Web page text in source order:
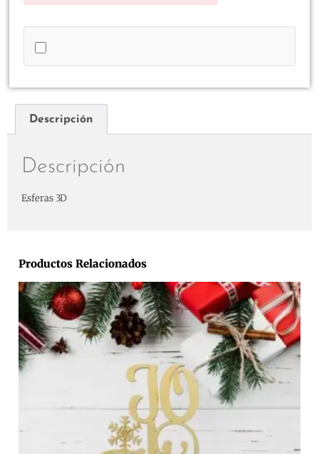
Descripción
Descripción
Esferas 3D
Productos Relacionados